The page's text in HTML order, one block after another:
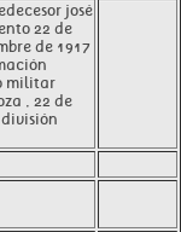
josé
22 de
de 1917
militar
, 22 de